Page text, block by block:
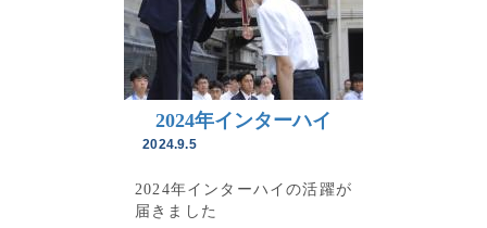
2024年インターハイ
2024.9.5
2024年インターハイの活躍が
届きました